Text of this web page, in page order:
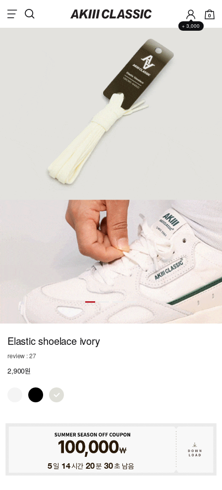
+ 3,000
0
Elastic shoelace ivory
review : 27
2,900원
5일 14시간 20분 28초 남음